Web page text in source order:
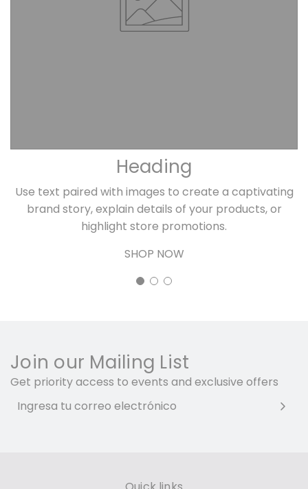
Heading
Use text paired with images to create a captivating
brand story, explain details of your products, or
highlight store promotions.
SHOP NOW
Join our Mailing List
Get priority access to events and exclusive offers